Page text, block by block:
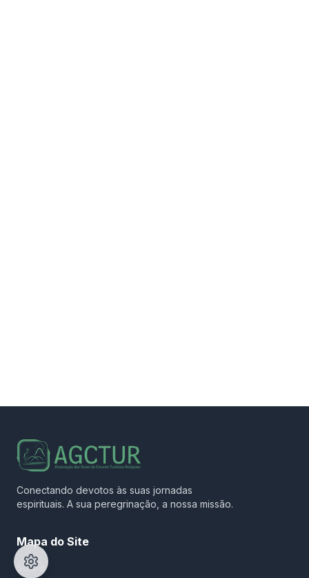
Conectando devotos às suas jornadas
espirituais. A sua peregrinação, a nossa missão.
Mapa do Site
Sobre